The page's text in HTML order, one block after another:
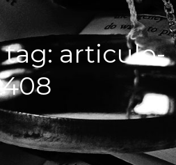
tag: articulo-